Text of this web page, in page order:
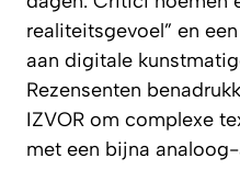
realiteitsgevoel” en
aan digitale
Rezensenten
IZVOR om complexe
met een bijna